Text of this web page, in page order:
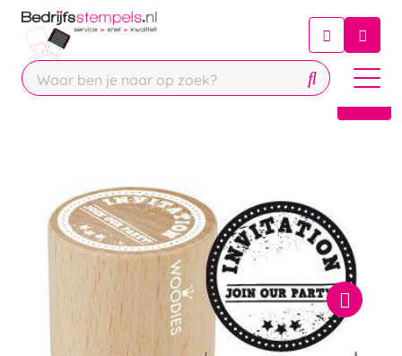
Chatbot
Chat 24/7 met onze chatbot voor
Contact